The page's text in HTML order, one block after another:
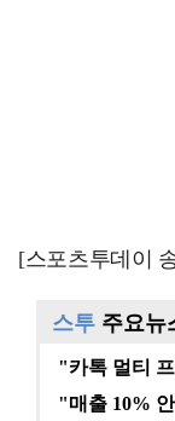
[스포츠투데이
스투 주요뉴
"매출 10%